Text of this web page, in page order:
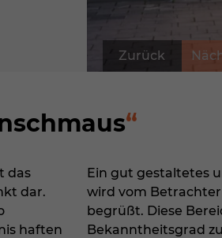
Zurück
das
dar.
haften
Ein gut gestaltetes
wird vom
begrüßt. Diese
Bekanntheitsgrad